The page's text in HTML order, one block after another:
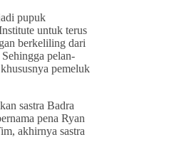
pupuk
untuk terus
berkeliling dari
pelan-
pemeluk
sastra Badra
pena Ryan
akhirnya sastra